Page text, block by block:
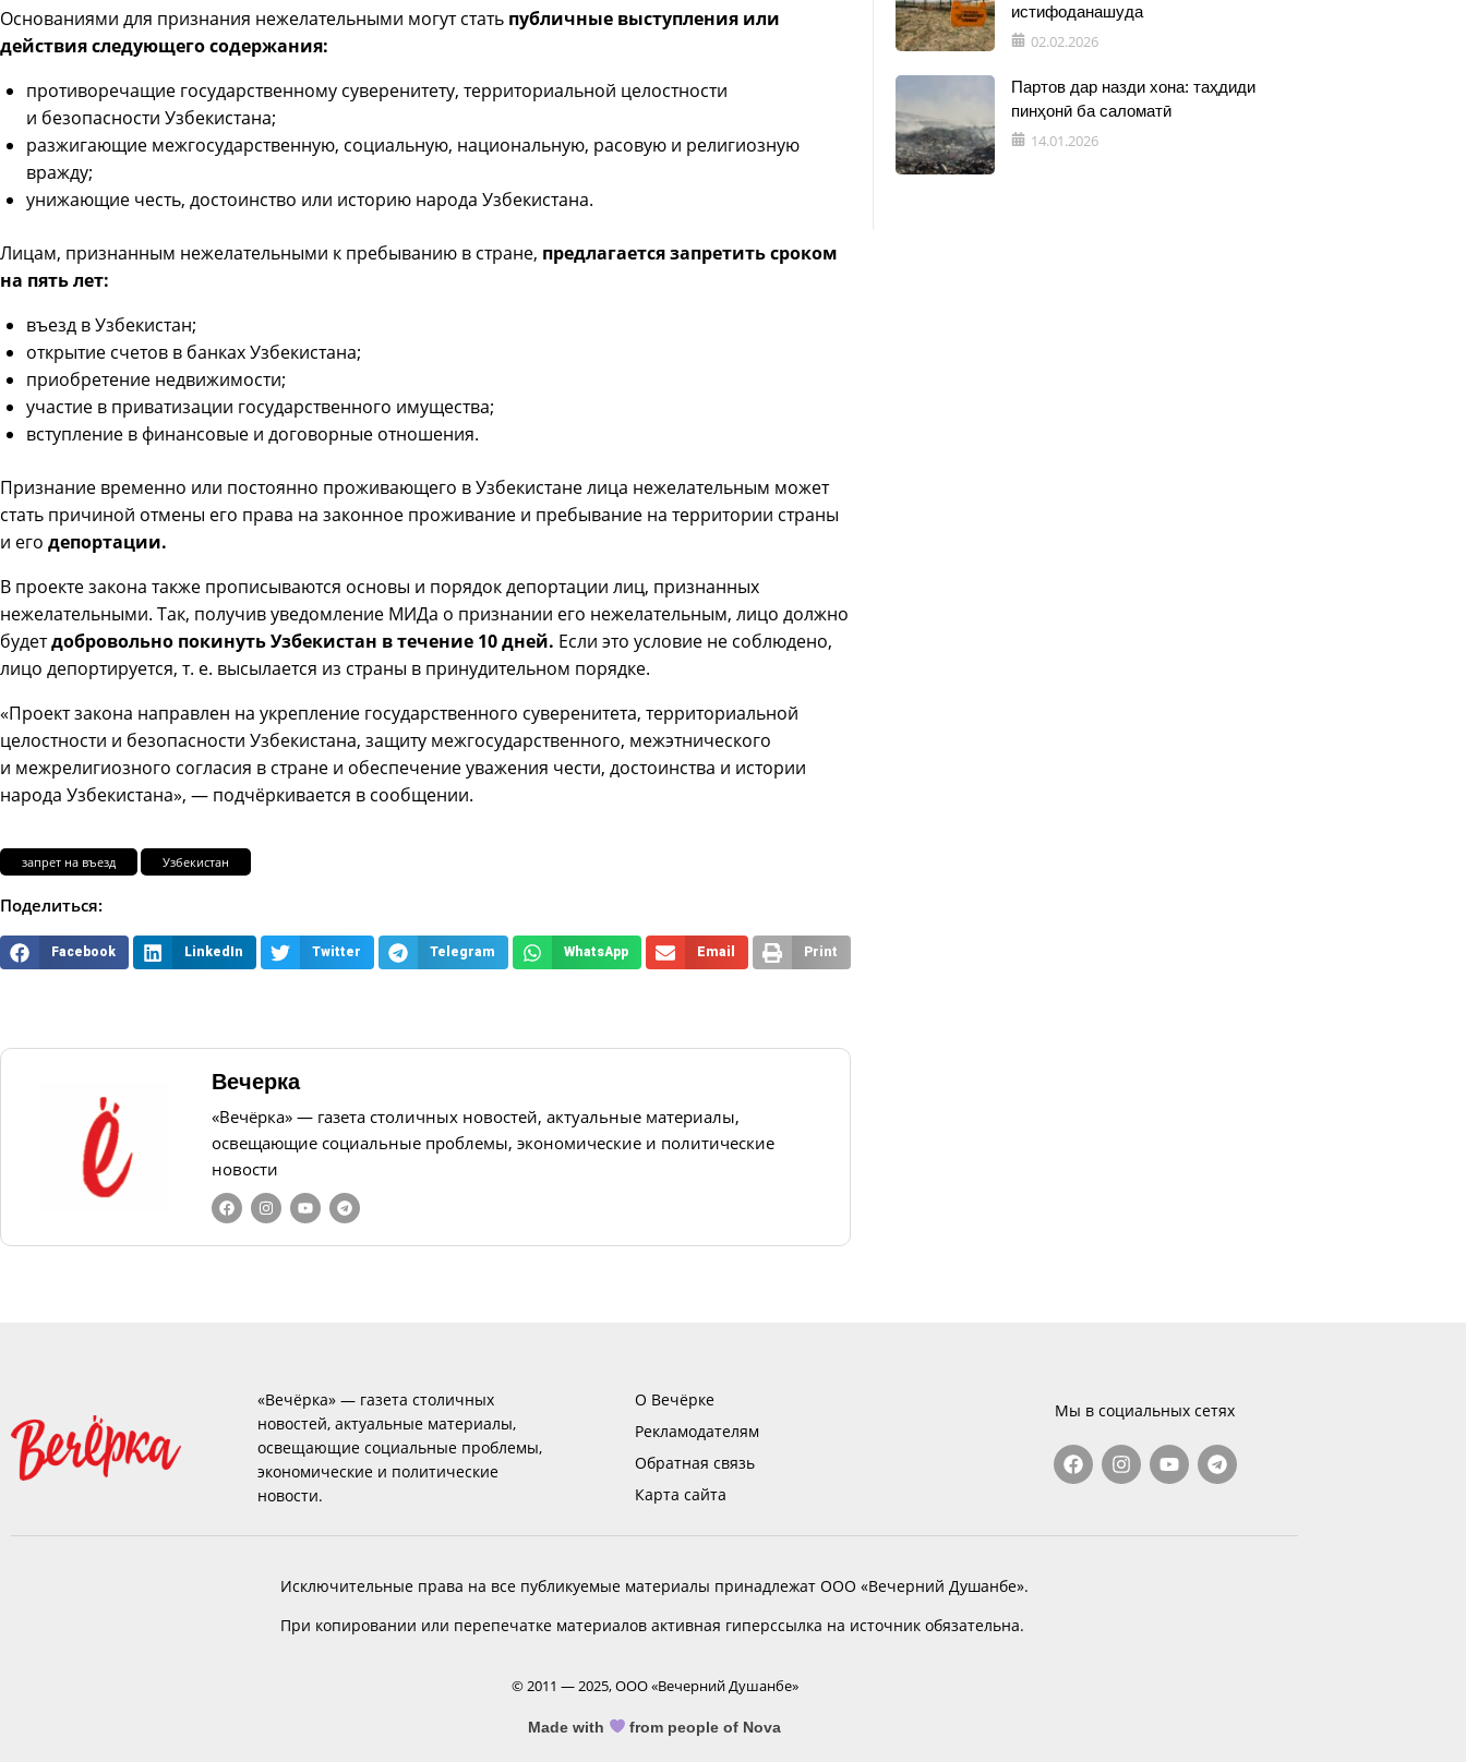
Основаниями для признания нежелательными могут стать публичные выступления или
действия следующего содержания:
противоречащие государственному суверенитету, территориальной целостности
и безопасности Узбекистана;
разжигающие межгосударственную, социальную, национальную, расовую и религиозную
вражду;
унижающие честь, достоинство или историю народа Узбекистана.
Лицам, признанным нежелательными к пребыванию в стране, предлагается запретить сроком
на пять лет:
въезд в Узбекистан;
открытие счетов в банках Узбекистана;
приобретение недвижимости;
участие в приватизации государственного имущества;
вступление в финансовые и договорные отношения.
Признание временно или постоянно проживающего в Узбекистане лица нежелательным может
стать причиной отмены его права на законное проживание и пребывание на территории страны
и его депортации.
В проекте закона также прописываются основы и порядок депортации лиц, признанных
нежелательными. Так, получив уведомление МИДа о признании его нежелательным, лицо должно
будетдобровольно покинуть Узбекистан в течение 10 дней. Если это условие не соблюдено,
лицо депортируется, т. е. высылается из страны в принудительном порядке.
«Проект закона направлен на укрепление государственного суверенитета, территориальной
целостности и безопасности Узбекистана, защиту межгосударственного, межэтнического
и межрелигиозного согласия в стране и обеспечение уважения чести, достоинства и истории
народа Узбекистана», — подчёркивается в сообщении.
запрет на въезд Узбекистан
Поделиться:
Facebook LinkedIn Twitter Telegram WhatsApp Email Print
Вечерка
«Вечёрка» — газета столичных новостей, актуальные материалы,
освещающие социальные проблемы, экономические и политические
новости
истифоданашуда
02.02.2026
Партов дар назди хона: таҳдиди
пинҳонӣ ба саломатӣ
14.01.2026
«Вечёрка» — газета столичных
новостей, актуальные материалы,
освещающие социальные проблемы,
экономические и политические
новости.
О Вечёрке
Рекламодателям
Обратная связь
Карта сайта
Мы в социальных сетях
Исключительные права на все публикуемые материалы принадлежат ООО «Вечерний Душанбе».
При копировании или перепечатке материалов активная гиперссылка на источник обязательна.
© 2011 — 2025, ООО «Вечерний Душанбе»
Made with from people of Nova